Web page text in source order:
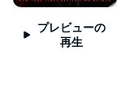
プレビューの
再生